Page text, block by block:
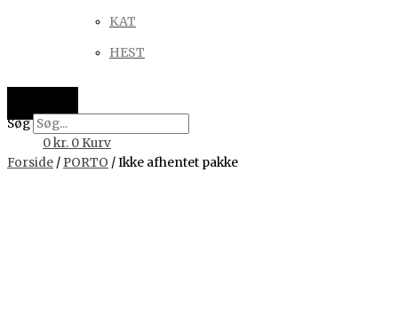
KAT
HEST
Søg
0kr. 0 Kurv
Forside / PORTO / Ikke afhentet pakke